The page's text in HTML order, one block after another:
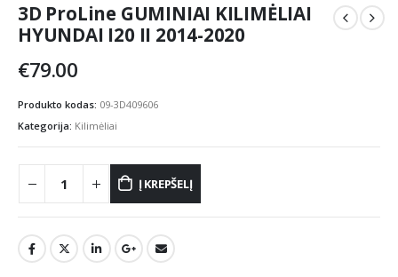
3D ProLine GUMINIAI KILIMĖLIAI
HYUNDAI I20 II 2014-2020
€79.00
Produkto kodas: 09-3D409606
Kategorija: Kilimėliai
Į KREPŠELĮ